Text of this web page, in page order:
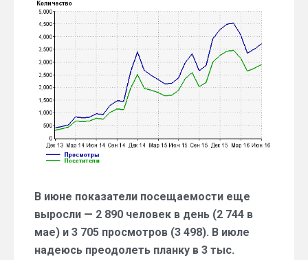
itblog21.ru.
Отчет
июнь
2016
года
В июне показатели посещаемости еще
выросли — 2 890 человек в день (2 744 в
мае) и 3 705 просмотров (3 498). В июле
надеюсь преодолеть планку в 3 тыс.